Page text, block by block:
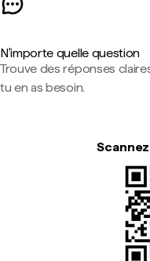
N'importe quelle question
Trouve des réponses
tu en as besoin.